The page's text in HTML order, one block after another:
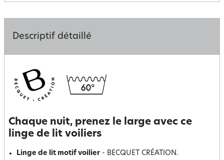
Descriptif détaillé
Chaque nuit, prenez le large avec ce
linge de lit voiliers
Linge de lit motif voilier - BECQUET CRÉATION.